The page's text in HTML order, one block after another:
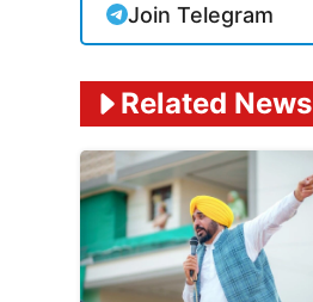
Join Telegram
Related News